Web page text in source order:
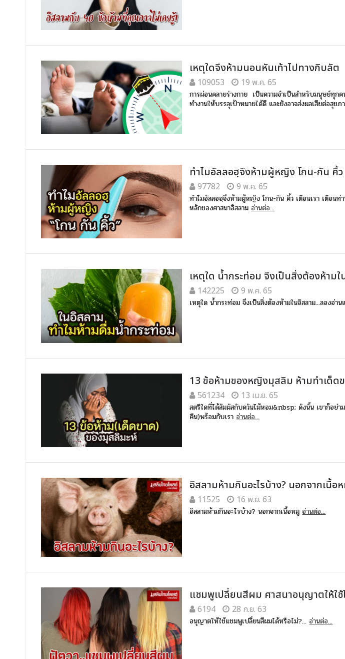
เหตุใดจึงห้ามนอนหันเท้าไปทางกิบลัต
109053 19 พ.ค. 65
การผ่อนคลายร่างกาย เป็นความจำเป็นสำหรับมนุษย์ทุกค
ทำงานให้บรรลุเป้าหมายได้ดี และยังอาจส่งผลเสียต่อสุขภ
ทำไมอัลลอฮฺจึงห้ามผู้หญิง โกน-กัน คิ้ว
97782 9 พ.ค. 65
ทำไมอัลลอฮฺจึงห้ามผู้หญิง โกน-กัน คิ้ว เตือนเรา เตือนท่
หลักของศาสนาอิสลาม อ่านต่อ...
เหตุใด น้ำกระท่อม จึงเป็นสิ่งต้องห้าม
142225 9 พ.ค. 65
เหตุใด น้ำกระท่อม จึงเป็นสิ่งต้องห้ามในอิสลาม...ลองอ่า
13 ข้อห้ามของหญิงมุสลิม ห้ามทำเด็ด
561234 13 เม.ย. 65
สตรีใดที่ได้สัมผัสกับควันไม้หอม&nbsp; ดังนั้น เขาก็อย่า
คืน)พร้อมกับเรา อ่านต่อ...
อิสลามห้ามกินอะไรบ้าง? นอกจากเนื้อ
11525 16 พ.ย. 63
อิสลามห้ามกินอะไรบ้าง? นอกจากเนื้อหมู อ่านต่อ...
แชมพูเปลี่ยนสีผม ศาสนาอนุญาตให้ใช้
6194 28 ก.ย. 63
อนุญาตให้ใช้แชมพูเปลี่ยนสีผมได้หรือไม่?... อ่านต่อ...